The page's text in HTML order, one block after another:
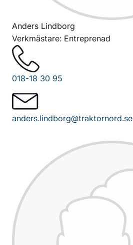
Anders Lindborg
Verkmästare: Entreprenad
018-18 30 95
anders.lindborg@traktornord.se